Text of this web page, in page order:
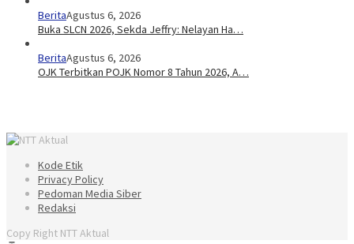
BeritaAgustus 6, 2026
Buka SLCN 2026, Sekda Jeffry: Nelayan Ha…
BeritaAgustus 6, 2026
OJK Terbitkan POJK Nomor 8 Tahun 2026, A…
Kode Etik
Privacy Policy
Pedoman Media Siber
Redaksi
Copy Right NTT Aktual